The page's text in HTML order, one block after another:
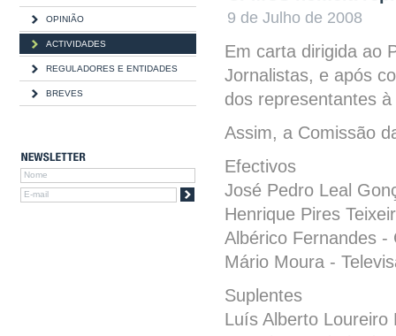
OPINIÃO
ACTIVIDADES
REGULADORES E ENTIDADES
BREVES
9 de Julho de 2008
Em carta dirigida ao
Jornalistas, e após
dos representantes
Assim, a Comissão
Efectivos
José Pedro Leal
Henrique Pires
Albérico Fernandes -
Mário Moura -
Suplentes
Luís Alberto Loureiro